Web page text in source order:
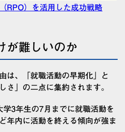
RPO）を活用した成功戦略
が難しいのか
は、「就職活動の早期化」と
さ」の二点に集約されます。
3年生の7月までに就職活動を
年内に活動を終える傾向が強ま